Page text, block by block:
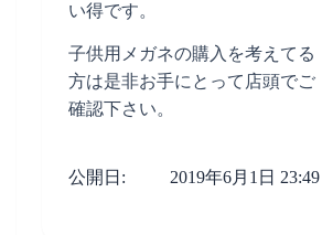
い得です。
子供用メガネの購入を考えてる
方は是非お手にとって店頭でご
確認下さい。
公開日: 2019年6月1日 23:49